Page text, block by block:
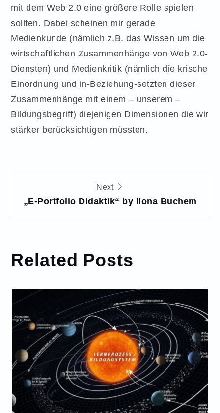
mit dem Web 2.0 eine größere Rolle spielen
sollten. Dabei scheinen mir gerade
Medienkunde (nämlich z.B. das Wissen um die
wirtschaftlichen Zusammenhänge von Web 2.0-
Diensten) und Medienkritik (nämlich die krische
Einordnung und in-Beziehung-setzten dieser
Zusammenhänge mit einem – unserem –
Bildungsbegriff) diejenigen Dimensionen die wir
stärker berücksichtigen müssten.
Beitragsnavigation
Next
„E-Portfolio Didaktik“ by Ilona Buchem
Related Posts